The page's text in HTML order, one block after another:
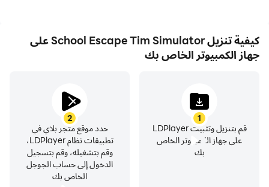
كيفية تنزيل School Escape Tim Simulator على
جهاز الكمبيوتر الخاص بك
1
قم بتنزيل وتثبيت LDPlayer
على جهاز الكمبيوتر الخاص
بك
2
حدد موقع متجر بلاي في
تطبيقات نظام LDPlayer،
وقم بتشغيله، وقم بتسجيل
الدخول إلى حساب الجوجل
الخاص بك